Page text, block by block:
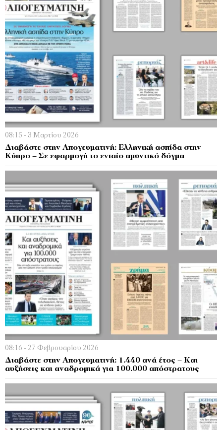
08:15 - 3 Μαρτίου 2026
Διαβάστε στην Απογευματινή: Ελληνική ασπίδα στην
Κύπρο – Σε εφαρμογή το ενιαίο αμυντικό δόγμα
08:16 - 27 Φεβρουαρίου 2026
Διαβάστε στην Απογευματινή: 1.440 ανά έτος – Και
αυξήσεις και αναδρομικά για 100.000 απόστρατους